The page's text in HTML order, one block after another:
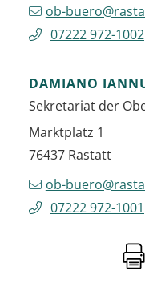
ob-
07222 972-1002
DAMIANO
Sekretariat der
Marktplatz 1
76437 Rastatt
ob-
07222 972-1001